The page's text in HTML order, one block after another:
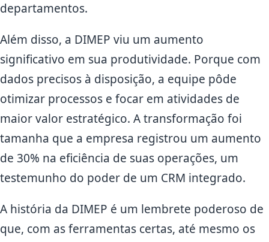
departamentos.
Além disso, a DIMEP viu um aumento
significativo em sua produtividade. Porque com
dados precisos à disposição, a equipe pôde
otimizar processos e focar em atividades de
maior valor estratégico. A transformação foi
tamanha que a empresa registrou um aumento
de 30% na eficiência de suas operações, um
testemunho do poder de um CRM integrado.
A história da DIMEP é um lembrete poderoso de
que, com as ferramentas certas, até mesmo os